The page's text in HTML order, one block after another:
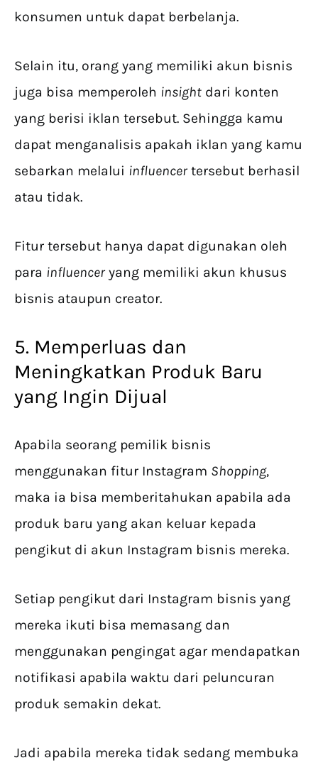
konsumen untuk dapat berbelanja.
Selain itu, orang yang memiliki akun bisnis
juga bisa memperoleh insight dari konten
yang berisi iklan tersebut. Sehingga kamu
dapat menganalisis apakah iklan yang kamu
sebarkan melalui influencer tersebut berhasil
atau tidak.
Fitur tersebut hanya dapat digunakan oleh
para influencer yang memiliki akun khusus
bisnis ataupun creator.
5. Memperluas dan
Meningkatkan Produk Baru
yang Ingin Dijual
Apabila seorang pemilik bisnis
menggunakan fitur Instagram Shopping,
maka ia bisa memberitahukan apabila ada
produk baru yang akan keluar kepada
pengikut di akun Instagram bisnis mereka.
Setiap pengikut dari Instagram bisnis yang
mereka ikuti bisa memasang dan
menggunakan pengingat agar mendapatkan
notifikasi apabila waktu dari peluncuran
produk semakin dekat.
Jadi apabila mereka tidak sedang membuka